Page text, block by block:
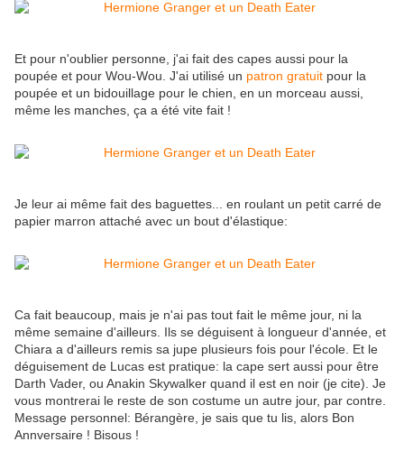
Et pour n'oublier personne, j'ai fait des capes aussi pour la
poupée et pour Wou-Wou. J'ai utilisé un patron gratuit pour la
poupée et un bidouillage pour le chien, en un morceau aussi,
même les manches, ça a été vite fait !
Je leur ai même fait des baguettes... en roulant un petit carré de
papier marron attaché avec un bout d'élastique:
Ca fait beaucoup, mais je n'ai pas tout fait le même jour, ni la
même semaine d'ailleurs. Ils se déguisent à longueur d'année, et
Chiara a d'ailleurs remis sa jupe plusieurs fois pour l'école. Et le
déguisement de Lucas est pratique: la cape sert aussi pour être
Darth Vader, ou Anakin Skywalker quand il est en noir (je cite). Je
vous montrerai le reste de son costume un autre jour, par contre.
Message personnel: Bérangère, je sais que tu lis, alors Bon
Annversaire ! Bisous !